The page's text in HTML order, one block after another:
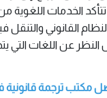
الخدمات اللغوية
القانوني
عن اللغات التي
مكتب ترجمة قانونية